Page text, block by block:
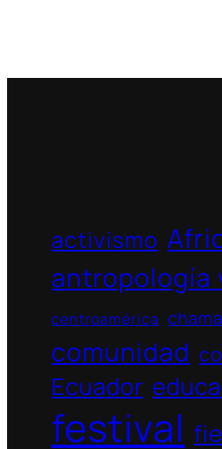
activismo
antropología
centroamérica
comunidad
Ecuador
festival